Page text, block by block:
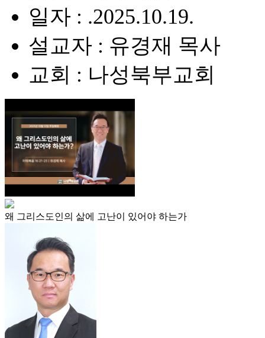
일자 : .2025.10.19.
설교자 : 유경재 목사
교회 : 나성북부교회
왜 그리스도인의 삶에 고난이 있어야 하는가